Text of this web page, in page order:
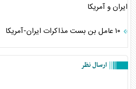
ایران و آمریکا
ارسال نظر